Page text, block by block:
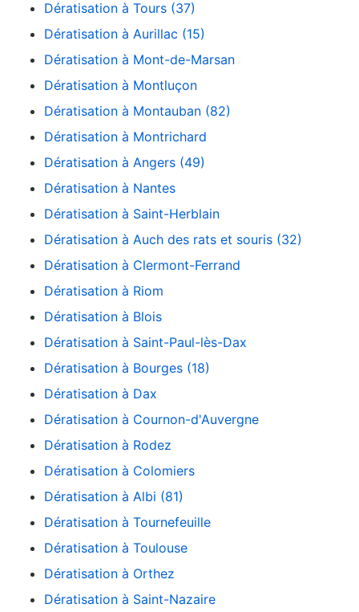
Dératisation à Tours (37)
Dératisation à Aurillac (15)
Dératisation à Mont-de-Marsan
Dératisation à Montluçon
Dératisation à Montauban (82)
Dératisation à Montrichard
Dératisation à Angers (49)
Dératisation à Nantes
Dératisation à Saint-Herblain
Dératisation à Auch des rats et souris (32)
Dératisation à Clermont-Ferrand
Dératisation à Riom
Dératisation à Blois
Dératisation à Saint-Paul-lès-Dax
Dératisation à Bourges (18)
Dératisation à Dax
Dératisation à Cournon-d'Auvergne
Dératisation à Rodez
Dératisation à Colomiers
Dératisation à Albi (81)
Dératisation à Tournefeuille
Dératisation à Toulouse
Dératisation à Orthez
Dératisation à Saint-Nazaire